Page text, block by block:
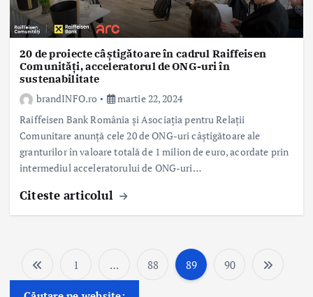
20 de proiecte câștigătoare în cadrul Raiffeisen
Comunități, acceleratorul de ONG-uri în
sustenabilitate
brandINFO.ro
martie 22, 2024
Raiffeisen Bank România și Asociația pentru Relații
Comunitare anunță cele 20 de ONG-uri câștigătoare ale
granturilor în valoare totală de 1 milion de euro, acordate prin
intermediul acceleratorului de ONG-uri…
Citeste articolul
P
1 … 88 89 90